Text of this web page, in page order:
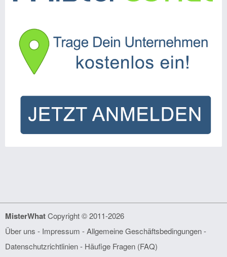
MisterWhatCopyright © 2011-2026
Über uns - Impressum -Allgemeine Geschäftsbedingungen-
Datenschutzrichtlinien- Häufige Fragen (FAQ)